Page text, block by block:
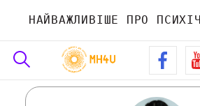
НАЙВАЖЛИВІШЕ ПРО